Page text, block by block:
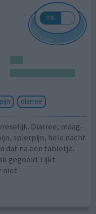
diarree
Diarree, maag-
spierpijn, hele nacht
dat na een tabletje.
gegooid. Lijkt
niet.